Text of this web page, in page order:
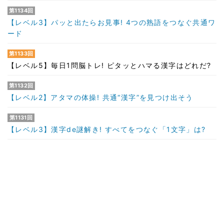
第1134回
【レベル3】パッと出たらお見事! 4つの熟語をつなぐ共通ワ
ード
第1133回
【レベル5】毎日1問脳トレ! ピタッとハマる漢字はどれだ?
第1132回
【レベル2】アタマの体操! 共通“漢字”を見つけ出そう
第1131回
【レベル3】漢字de謎解き! すべてをつなぐ「1文字」は?